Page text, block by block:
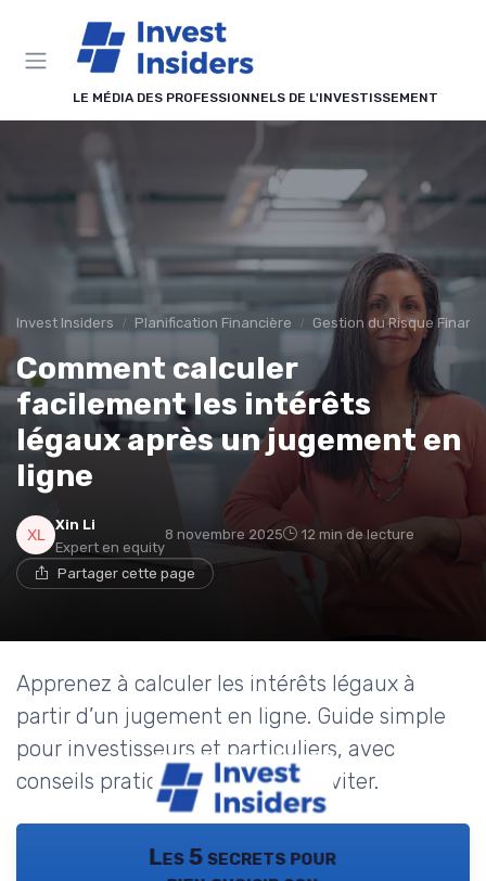
LE MÉDIA DES PROFESSIONNELS DE L'INVESTISSEMENT
Invest Insiders Planification Financière Gestion du Risque
Comment calculer
facilement les intérêts
légaux après un jugement en
ligne
Xin Li
Expert en equity
8 novembre 2025 12 min de lecture
Partager cette page
Apprenez à calculer les intérêts légaux à
partir d’un jugement en ligne. Guide simple
pour investisseurs et particuliers, avec
conseils pratiques et erreurs à éviter.
Les 5 secrets pour